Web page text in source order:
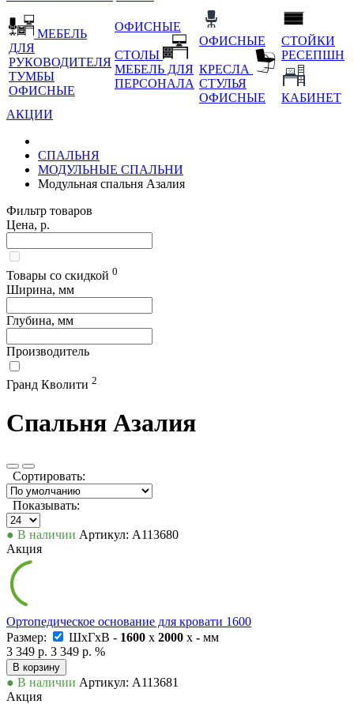
МЕБЕЛЬ
ДЛЯ
РУКОВОДИТЕЛЯ
ТУМБЫ
ОФИСНЫЕ
ОФИСНЫЕ
СТОЛЫ
МЕБЕЛЬ ДЛЯ
ПЕРСОНАЛА
ОФИСНЫЕ
КРЕСЛА
СТУЛЬЯ
ОФИСНЫЕ
СТОЙКИ
РЕСЕПШН
КАБИНЕТ
АКЦИИ
СПАЛЬНЯ
МОДУЛЬНЫЕ СПАЛЬНИ
Модульная спальня Азалия
Фильтр товаров
Цена, р.
Товары со скидкой 0
Ширина, мм
Глубина, мм
Производитель
Гранд Кволити 2
Спальня Азалия
Сортировать:
Показывать:
● В наличии Артикул: А113680
Акция
Ортопедическое основание для кровати 1600
Размер:
ШxГxВ - 1600 x 2000 x - мм
3 349 р. 3 349 р. %
В корзину
● В наличии Артикул: А113681
Акция